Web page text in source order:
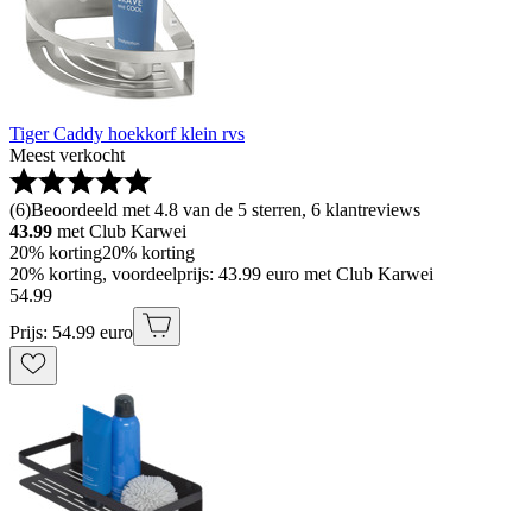
Tiger Caddy hoekkorf klein rvs
Meest verkocht
(6)Beoordeeld met 4.8 van de 5 sterren, 6 klantreviews
43.99 met Club Karwei
20% korting20% korting
20% korting, voordeelprijs: 43.99 euro met Club Karwei
54.99
Prijs: 54.99 euro